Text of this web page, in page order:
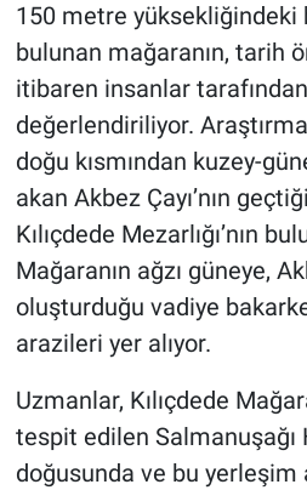
150 metre yüksekliğindeki
bulunan mağaranın, tarih
itibaren insanlar tarafından
değerlendiriliyor.
doğu kısmından kuzey-
akan Akbez Çayı’nın
Kılıçdede Mezarlığı’nın
Mağaranın ağzı güneye,
oluşturduğu vadiye
arazileri yer alıyor.
Uzmanlar, Kılıçdede
tespit edilen Salmanuşağı
doğusunda ve bu yerleşim